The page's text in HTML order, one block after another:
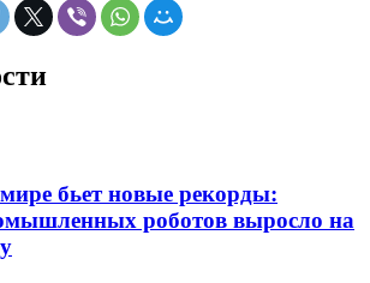
бьет новые рекорды:
роботов выросло на